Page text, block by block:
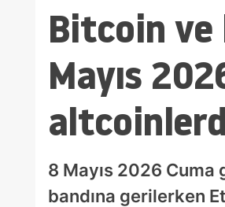
Bitcoin
Mayıs
8 Mayıs 2026 Cuma
bandına gerilerken